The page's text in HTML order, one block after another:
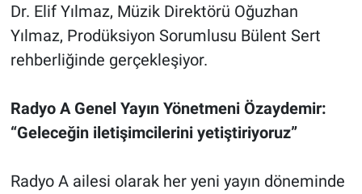
Dr. Elif Yılmaz, Müzik Direktörü Oğuzhan
Yılmaz, Prodüksiyon Sorumlusu Bülent Sert
rehberliğinde gerçekleşiyor.
Radyo A Genel Yayın Yönetmeni Özaydemir:
“Geleceğin iletişimcilerini yetiştiriyoruz”
Radyo A ailesi olarak her yeni yayın döneminde